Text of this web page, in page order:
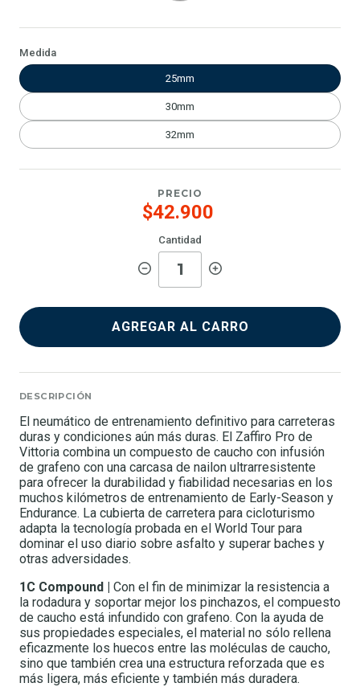
Medida
25mm
30mm
32mm
PRECIO
$42.900
Cantidad
AGREGAR AL CARRO
DESCRIPCIÓN
El neumático de entrenamiento definitivo para carreteras
duras y condiciones aún más duras. El Zaffiro Pro de
Vittoria combina un compuesto de caucho con infusión
de grafeno con una carcasa de nailon ultrarresistente
para ofrecer la durabilidad y fiabilidad necesarias en los
muchos kilómetros de entrenamiento de Early-Season y
Endurance. La cubierta de carretera para cicloturismo
adapta la tecnología probada en el World Tour para
dominar el uso diario sobre asfalto y superar baches y
otras adversidades.
1C Compound | Con el fin de minimizar la resistencia a
la rodadura y soportar mejor los pinchazos, el compuesto
de caucho está infundido con grafeno. Con la ayuda de
sus propiedades especiales, el material no sólo rellena
eficazmente los huecos entre las moléculas de caucho,
sino que también crea una estructura reforzada que es
más ligera, más eficiente y también más duradera.